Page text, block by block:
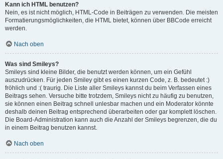
Kann ich HTML benutzen?
Nein, es ist nicht möglich, HTML-Code in Beiträgen zu verwenden. Die meisten
Formatierungsmöglichkeiten, die HTML bietet, können über BBCode erreicht
werden.
Nach oben
Was sind Smileys?
Smileys sind kleine Bilder, die benutzt werden können, um ein Gefühl
auszudrücken. Für jeden Smiley gibt es einen kurzen Code, z. B. bedeutet :)
fröhlich und :( traurig. Die Liste aller Smileys kannst du beim Verfassen eines
Beitrags sehen. Versuche bitte trotzdem, Smileys nicht zu häufig zu benutzen,
sie können einen Beitrag schnell unlesbar machen und ein Moderator könnte
deshalb deinen Beitrag entsprechend überarbeiten oder gar komplett löschen.
Die Board-Administration kann auch die Anzahl der Smileys begrenzen, die du
in einem Beitrag benutzen kannst.
Nach oben